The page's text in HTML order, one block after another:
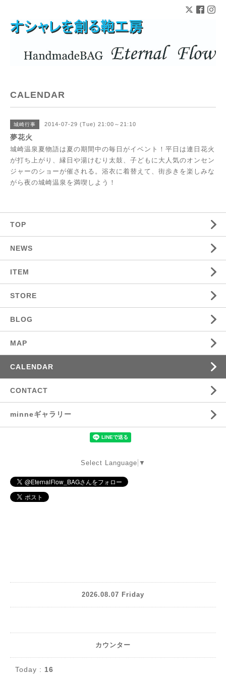
CALENDAR
城崎行事 2014-07-29 (Tue) 21:00～21:10
夢花火
城崎温泉夏物語は夏の期間中の毎日がイベント！平日は連日花火
が打ち上がり、縁日や湯けむり太鼓、子どもに大人気のオンセン
ジャーのショーが催される。浴衣に着替えて、街歩きを楽しみな
がら夜の城崎温泉を満喫しよう！
TOP
NEWS
ITEM
STORE
BLOG
MAP
CALENDAR
CONTACT
minneギャラリー
Select Language ▼
2026.08.07 Friday
カウンター
Today : 16